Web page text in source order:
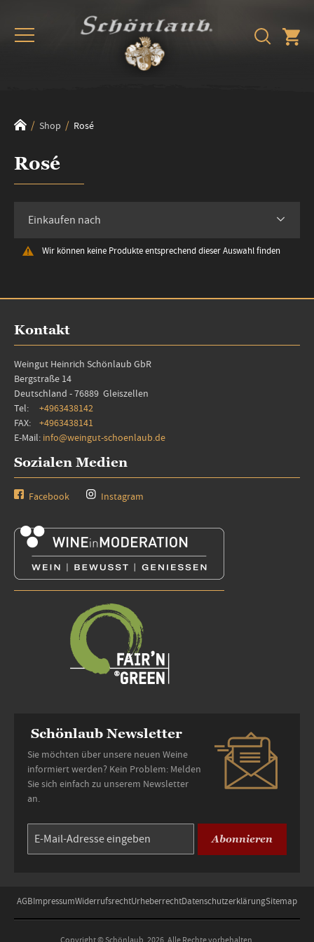
Shop Rosé
Rosé
Wir können keine Produkte entsprechend dieser Auswahl finden
Einkaufen nach
Kontakt
Weingut Heinrich Schönlaub GbR
Bergstraße 14
Deutschland - 76889 Gleiszellen
Tel: +4963438142
FAX: +4963438141
E-Mail: info@weingut-schoenlaub.de
Sozialen Medien
Facebook Instagram
Schönlaub Newsletter
Sie möchten über unsere neuen Weine
informiert werden? Kein Problem: Melden
Sie sich einfach zu unserem Newsletter
an.
Abonnieren
AGBImpressumWiderrufsrechtUrheberrechtDatenschutzerklärungSitemap